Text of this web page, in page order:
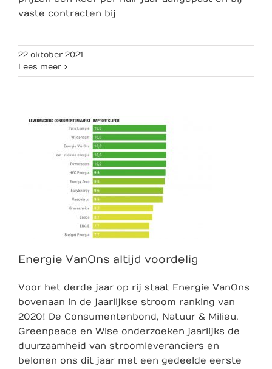
vaste contracten bij
22 oktober 2021
Lees meer
Energie VanOns altijd voordelig
Voor het derde jaar op rij staat Energie VanOns
bovenaan in de jaarlijkse stroom ranking van
2020! De Consumentenbond, Natuur & Milieu,
Greenpeace en Wise onderzoeken jaarlijks de
duurzaamheid van stroomleveranciers en
belonen ons dit jaar met een gedeelde eerste